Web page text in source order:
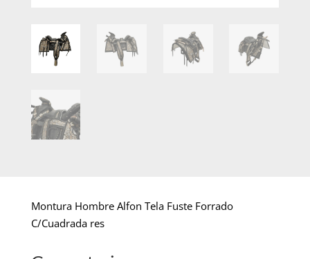
Montura Hombre Alfon Tela Fuste Forrado
C/Cuadrada res